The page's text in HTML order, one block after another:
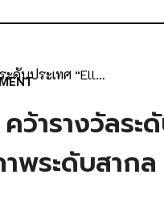
ะดับประเทศ “Ell…
คว้ารางวัล
ระดับสากล